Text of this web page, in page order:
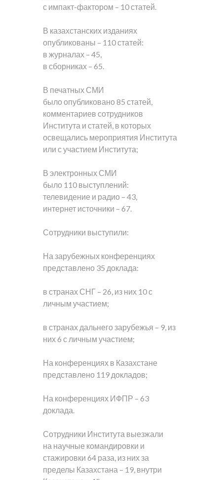
с импакт-фактором – 10 статей.
В казахстанских изданиях
опубликованы – 110 статей:
в журналах – 45,
в сборниках – 65.
В печатных СМИ
было опубликовано 85 статей,
комментариев сотрудников
Института и статей, в которых
освещались мероприятия Института
или с участием Института;
В электронных СМИ
было 110 выступлений:
телевидение и радио – 43,
интернет источники – 67.
Сотрудники выступили:
На зарубежных конференциях
представлено 35 доклада:
в странах СНГ – 26, из них 10 с
личным участием;
в странах дальнего зарубежья – 9, из
них 6 с личным участием;
На конференциях в Казахстане
представлено 119 докладов;
На конференциях ИФПР – 63
доклада.
Сотрудники Института выезжали
на научные командировки и
стажировки 64 раза, из них за
пределы Казахстана – 19, внутри